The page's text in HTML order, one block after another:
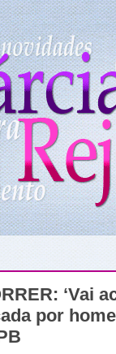
‘Vai
por